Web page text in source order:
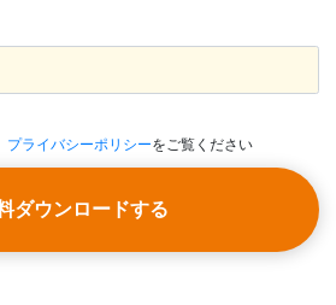
プライバシーポリシーをご覧ください
ダウンロードする